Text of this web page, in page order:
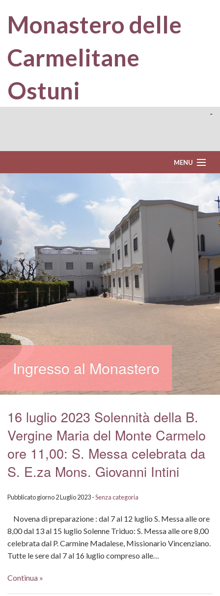
Monastero delle
Carmelitane
Ostuni
-
MENU
Il Carmelo
Spiritualità carmelitana
Monache Carmelitane
I Santi del Carmelo
Ven. Rosa Maria Serio
Foto gallery
Contatti
Ingresso al Monastero
16 luglio 2023 Solennità della B.
Vergine Maria del Monte Carmelo
ore 11,00: S. Messa celebrata da
S. E.za Mons. Giovanni Intini
Pubblicato giorno 2 Luglio 2023 -Senza categoria
Novena di preparazione : dal 7 al 12 luglio S. Messa alle ore
8,00 dal 13 al 15 luglio Solenne Triduo: S. Messa alle ore 8,00
celebrata dal P. Carmine Madalese, Missionario Vincenziano.
Tutte le sere dal 7 al 16 luglio compreso alle…
Continua »